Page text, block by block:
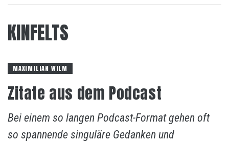
KINFELTS
MAXIMILIAN WILM
Zitate aus dem Podcast
Bei einem so langen Podcast-Format gehen oft
so spannende singuläre Gedanken und